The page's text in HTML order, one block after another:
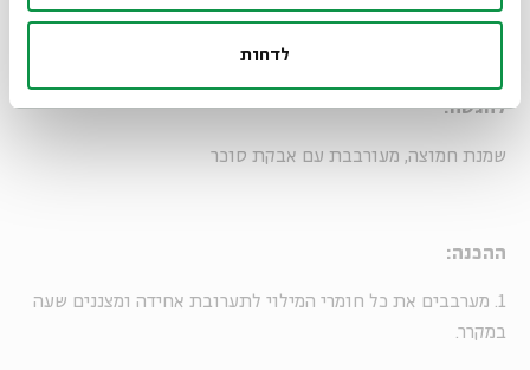
לדחות
1 מכל שמנת חמוצה
להגשה:
שמנת חמוצה, מעורבבת עם אבקת סוכר
ההכנה:
1. מערבבים את כל חומרי המילוי לתערובת אחידה ומצננים שעה
במקרר.